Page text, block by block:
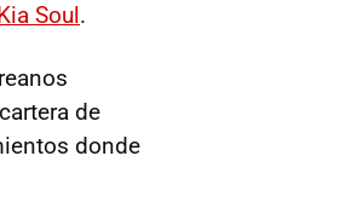
Soul.
de
donde